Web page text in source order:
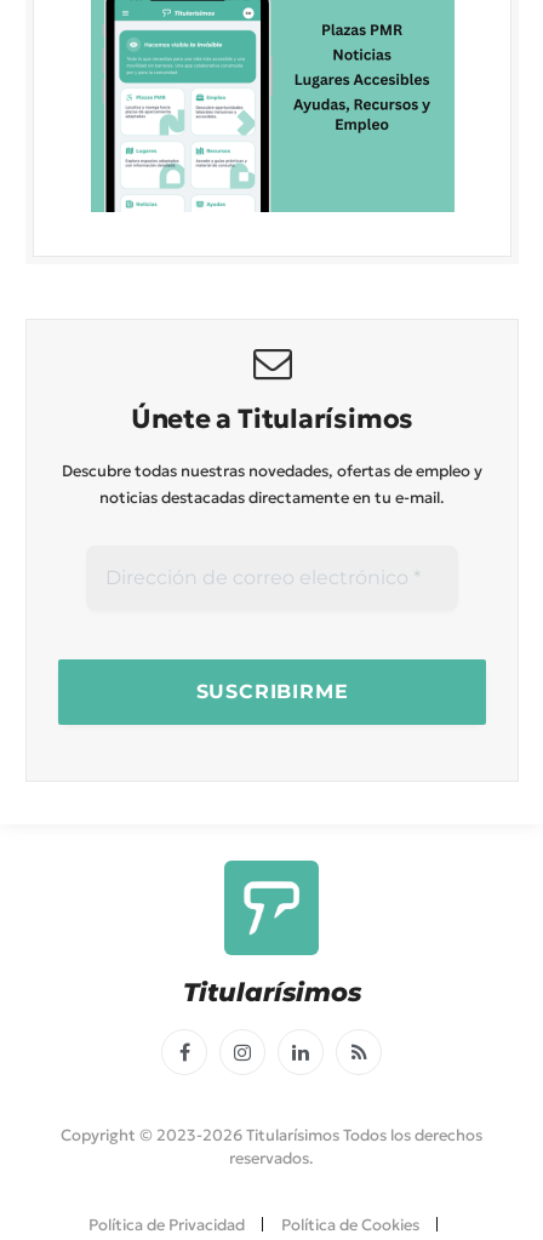
Únete a Titularísimos
Descubre todas nuestras novedades, ofertas de empleo y
noticias destacadas directamente en tu e-mail.
Titularísimos
FacebookInstagramLinkedInRSS
Copyright © 2023-2026 Titularísimos Todos los derechos
reservados.
Política de Privacidad
Política de Cookies